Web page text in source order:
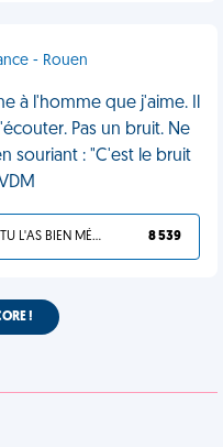
- Rouen
à l'homme que j'aime. Il
Pas un bruit. Ne
souriant : "C'est le bruit
TU L'AS BIEN MÉRITÉ 8 539
!